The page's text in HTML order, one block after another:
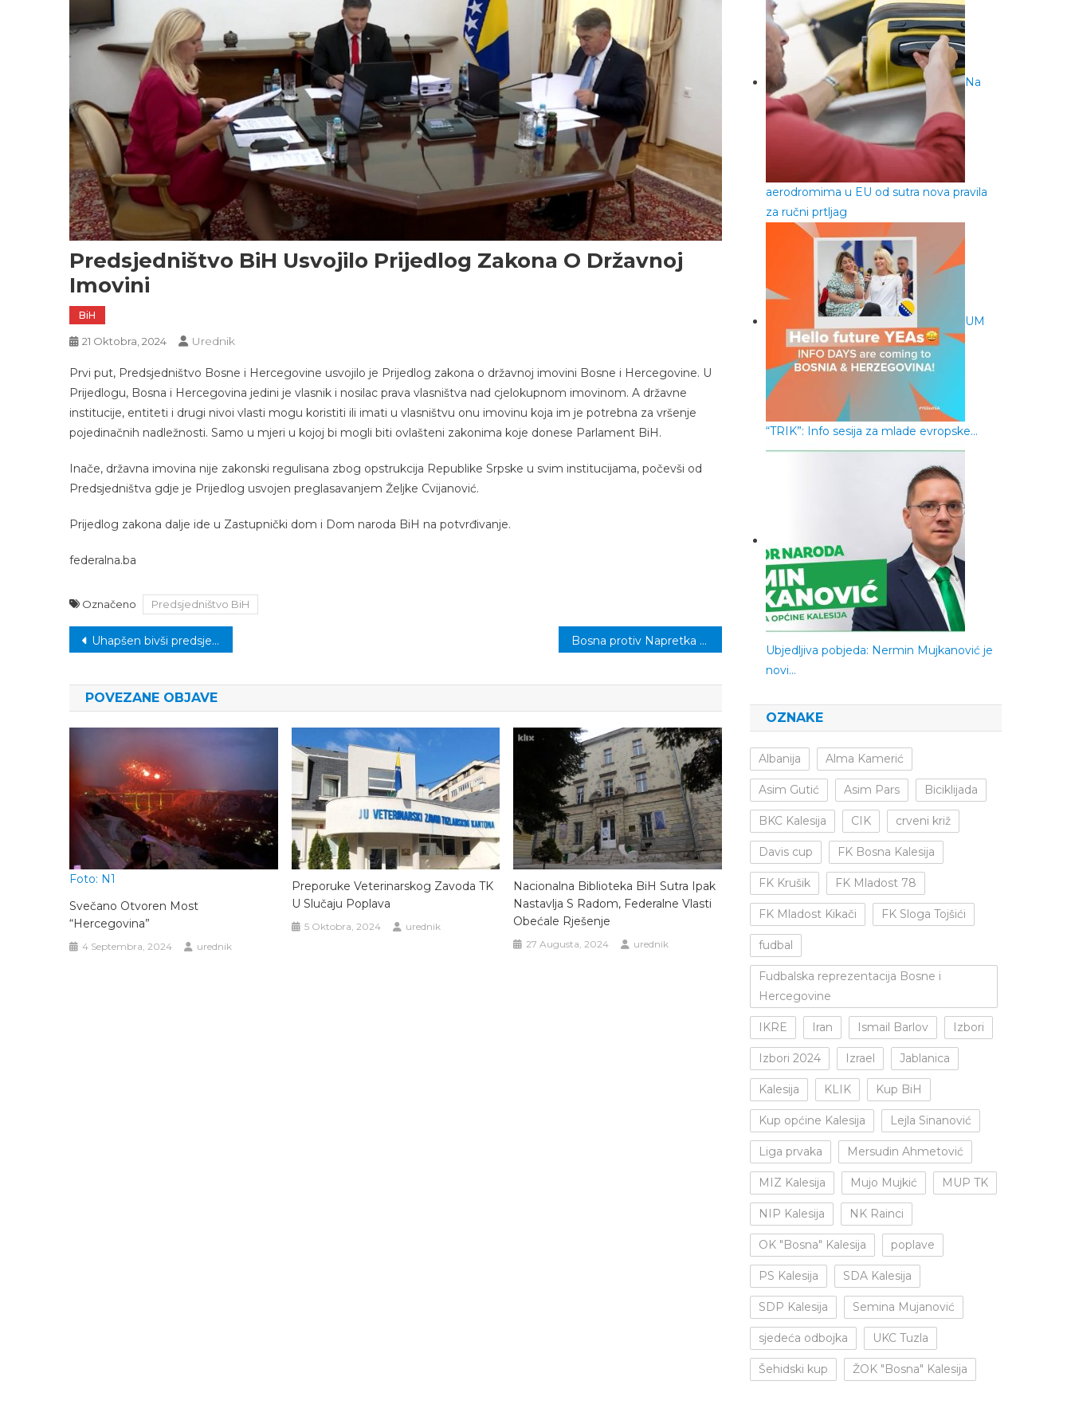
Predsjedništvo BiH Usvojilo Prijedlog Zakona O Državnoj
Imovini
BiH
21 Oktobra, 2024 Urednik
Prvi put, Predsjedništvo Bosne i Hercegovine usvojilo je Prijedlog zakona o državnoj imovini Bosne i Hercegovine. U
Prijedlogu, Bosna i Hercegovina jedini je vlasnik i nosilac prava vlasništva nad cjelokupnom imovinom. A državne
institucije, entiteti i drugi nivoi vlasti mogu koristiti ili imati u vlasništvu onu imovinu koja im je potrebna za vršenje
pojedinačnih nadležnosti. Samo u mjeri u kojoj bi mogli biti ovlašteni zakonima koje donese Parlament BiH.
Inače, državna imovina nije zakonski regulisana zbog opstrukcija Republike Srpske u svim institucijama, počevši od
Predsjedništva gdje je Prijedlog usvojen preglasavanjem Željke Cvijanović.
Prijedlog zakona dalje ide u Zastupnički dom i Dom naroda BiH na potvrđivanje.
federalna.ba
Označeno Predsjedništvo BiH
Navigacija
Uhapšen bivši predsjednik Albanije Ilir Meta Bosna protiv Napretka u polufinalu Kupa FBiH
POVEZANE OBJAVE
Foto: N1
Svečano Otvoren Most
“Hercegovina”
4 Septembra, 2024 urednik
Preporuke Veterinarskog Zavoda TK
U Slučaju Poplava
5 Oktobra, 2024 urednik
Nacionalna Biblioteka BiH Sutra Ipak
Nastavlja S Radom, Federalne Vlasti
Obećale Rješenje
27 Augusta, 2024 urednik
Na
aerodromima u EU od sutra nova pravila
za ručni prtljag
UM
“TRIK”: Info sesija za mlade evropske…
Ubjedljiva pobjeda: Nermin Mujkanović je
novi…
OZNAKE
Albanija Alma Kamerić
Asim Gutić Asim Pars Biciklijada
BKC Kalesija CIK crveni križ
Davis cup FK Bosna Kalesija
FK Krušik FK Mladost 78
FK Mladost Kikači FK Sloga Tojšići
fudbal
Fudbalska reprezentacija Bosne i
Hercegovine
IKRE Iran Ismail Barlov Izbori
Izbori 2024 Izrael Jablanica
Kalesija KLIK Kup BiH
Kup općine Kalesija Lejla Sinanović
Liga prvaka Mersudin Ahmetović
MIZ Kalesija Mujo Mujkić MUP TK
NIP Kalesija NK Rainci
OK "Bosna" Kalesija poplave
PS Kalesija SDA Kalesija
SDP Kalesija Semina Mujanović
sjedeća odbojka UKC Tuzla
Šehidski kup ŽOK "Bosna" Kalesija